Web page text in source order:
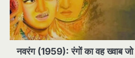
नवरंग (1959): रंगों का वह ख्वाब